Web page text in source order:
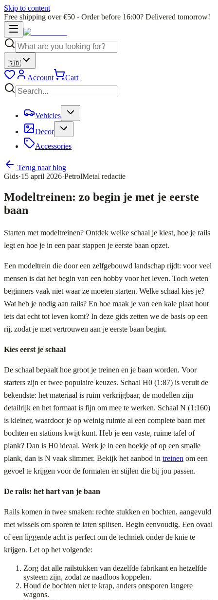
Skip to content
Free shipping over €50 - Order before 16:00? Delivered tomorrow!
🇬🇧
Account Cart
Vehicles
Decor
Accessories
Terug naar blog
Gids·15 april 2026·PetrolMetal redactie
Modeltreinen: zo begin je met je eerste
baan
Starten met modeltreinen? Ontdek welke schaal je kiest, hoe je rails
legt en hoe je in een paar stappen je eerste baan opzet.
Een modeltrein die door een zelfgebouwd landschap rijdt: voor veel
mensen is dat het begin van een hobby voor het leven. Toch weten
beginners vaak niet waar ze moeten starten. Welke schaal kies je?
Wat heb je nodig aan rails? En hoe maak je van een kale plaat hout
iets dat echt tot leven komt? In deze gids zetten we de basis op een
rij, zodat je met vertrouwen aan je eerste baan begint.
Kies eerst je schaal
De schaal bepaalt hoe groot je treinen en je baan worden. Voor
starters zijn er twee populaire keuzes. Schaal H0 (1:87) is veruit de
bekendste: het materiaal is ruim verkrijgbaar, de modellen zijn
detailrijk en het formaat is fijn om mee te werken. Schaal N (1:160)
is kleiner, waardoor je op weinig ruimte al een complete baan met
bochten en stations kwijt kunt. Heb je een vaste, ruime tafel of
plank? Dan is H0 ideaal. Werk je in een hoekje of op een smalle
plank, dan is N vaak slimmer. Bekijk het aanbod in treinen om een
gevoel te krijgen voor de formaten en stijlen die bij jou passen.
De rails: het hart van je baan
Rails komen in twee smaken: rechte stukken en bochten, aangevuld
met wissels om sporen te laten splitsen. Begin eenvoudig. Een ovaal
of een liggende acht is perfect om de techniek onder de knie te
krijgen. Let op het volgende:
Zorg dat alle railstukken van dezelfde fabrikant en hetzelfde
systeem zijn, zodat ze naadloos koppelen.
Houd de bochten niet te krap, anders ontsporen langere
wagons.